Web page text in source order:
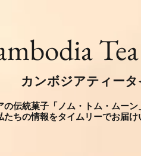
カンボジアティー
の伝統菓子「ノム・トム・ムーン
たちの情報をタイムリーでお届け